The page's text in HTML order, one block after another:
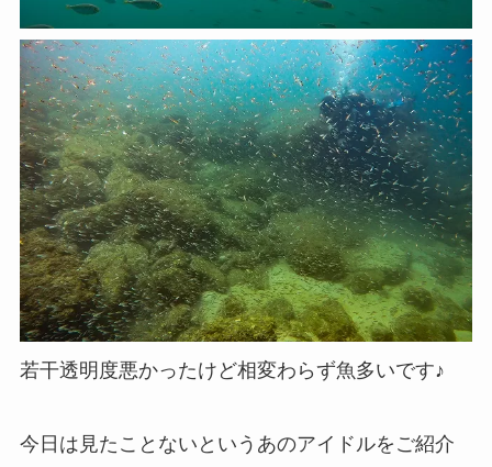
若干透明度悪かったけど相変わらず魚多いです♪
今日は見たことないというあのアイドルをご紹介